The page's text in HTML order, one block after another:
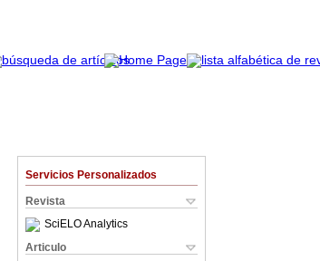
Servicios Personalizados
Revista
SciELO Analytics
Articulo